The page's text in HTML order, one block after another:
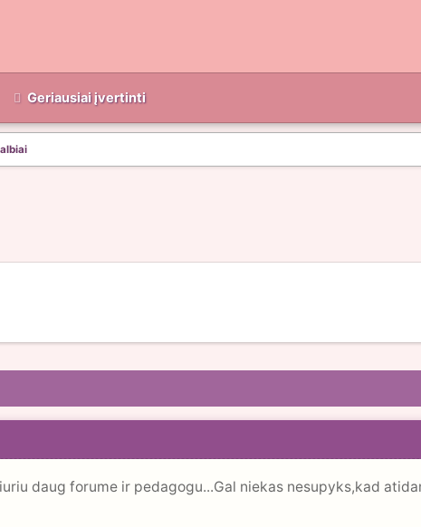
Geriausiai įvertinti
daug forume ir pedagogu...Gal niekas nesupyks,kad